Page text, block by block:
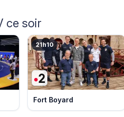
ce soir
21h10
Fort Boyard